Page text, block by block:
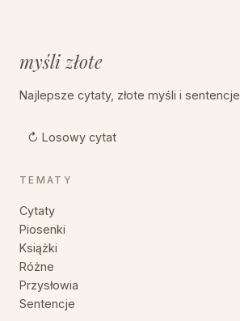
myśli złote
Najlepsze cytaty, złote myśli i sentencje
↻ Losowy cytat
TEMATY
Cytaty
Piosenki
Książki
Różne
Przysłowia
Sentencje